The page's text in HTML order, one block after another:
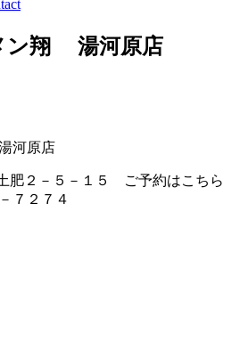
ン翔 湯河原店
河原店
肥２－５－１５ ご予約はこちら
７２７４